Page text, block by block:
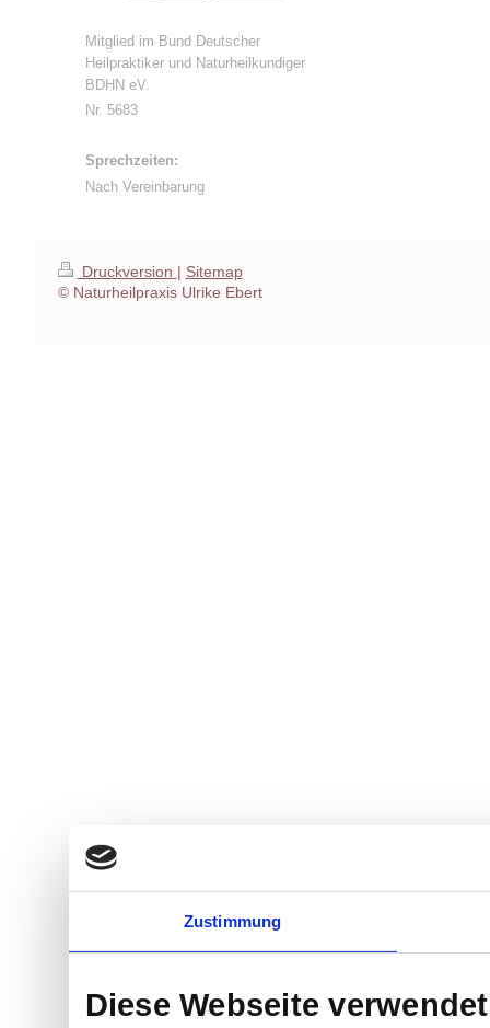
Zustimmung
Diese Webseite
Mitglied im Bund Deutscher
Heilpraktiker und Naturheilkundiger
BDHN eV.
Nr. 5683
Sprechzeiten:
Nach Vereinbarung
Druckversion | Sitemap
© Naturheilpraxis Ulrike Ebert